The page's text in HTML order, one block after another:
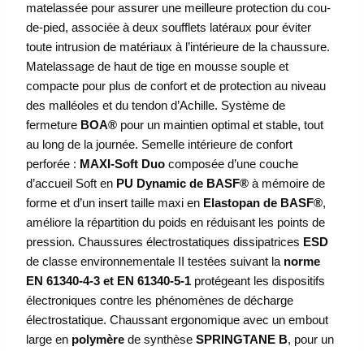
matelassée pour assurer une meilleure protection du cou-
de-pied, associée à deux soufflets latéraux pour éviter
toute intrusion de matériaux à l’intérieure de la chaussure.
Matelassage de haut de tige en mousse souple et
compacte pour plus de confort et de protection au niveau
des malléoles et du tendon d’Achille. Système de
fermeture BOA® pour un maintien optimal et stable, tout
au long de la journée. Semelle intérieure de confort
perforée : MAXI-Soft Duo composée d’une couche
d’accueil Soft en PU Dynamic de BASF® à mémoire de
forme et d’un insert taille maxi en Elastopan de BASF®,
améliore la répartition du poids en réduisant les points de
pression. Chaussures électrostatiques dissipatrices ESD
de classe environnementale II testées suivant la norme
EN 61340-4-3 et EN 61340-5-1 protégeant les dispositifs
électroniques contre les phénomènes de décharge
électrostatique. Chaussant ergonomique avec un embout
large en polymère de synthèse SPRINGTANE B, pour un